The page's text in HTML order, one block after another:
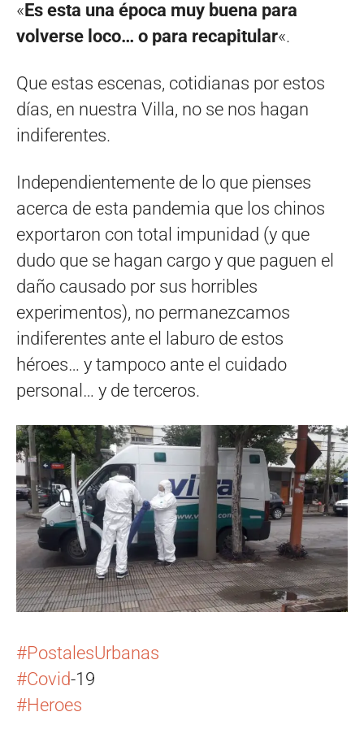
«Es esta una época muy buena para
volverse loco… o para recapitular«.
Que estas escenas, cotidianas por estos
días, en nuestra Villa, no se nos hagan
indiferentes.
Independientemente de lo que pienses
acerca de esta pandemia que los chinos
exportaron con total impunidad (y que
dudo que se hagan cargo y que paguen el
daño causado por sus horribles
experimentos), no permanezcamos
indiferentes ante el laburo de estos
héroes… y tampoco ante el cuidado
personal… y de terceros.
#PostalesUrbanas
#Covid-19
#Heroes